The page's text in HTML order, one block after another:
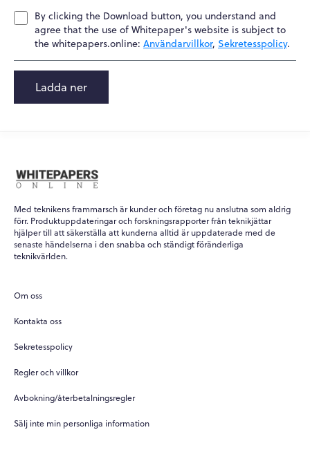
By clicking the Download button, you understand and
agree that the use of Whitepaper's website is subject to
the whitepapers.online: Användarvillkor, Sekretesspolicy.
Ladda ner
Med teknikens frammarsch är kunder och företag nu anslutna som aldrig
förr. Produktuppdateringar och forskningsrapporter från teknikjättar
hjälper till att säkerställa att kunderna alltid är uppdaterade med de
senaste händelserna i den snabba och ständigt föränderliga
teknikvärlden.
Om oss
Kontakta oss
Sekretesspolicy
Regler och villkor
Avbokning/återbetalningsregler
Sälj inte min personliga information